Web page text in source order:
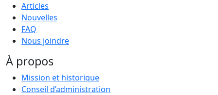
Articles
Nouvelles
FAQ
Nous joindre
À propos
Mission et historique
Conseil d’administration